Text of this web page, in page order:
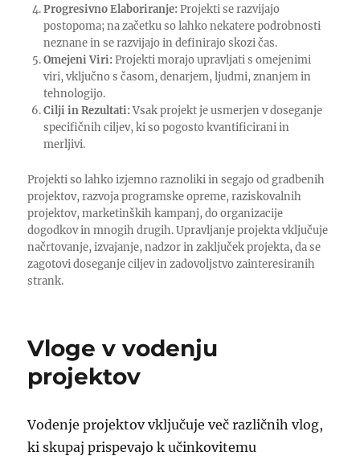
Progresivno Elaboriranje:Projekti se razvijajo
postopoma; na začetku so lahko nekatere podrobnosti
neznane in se razvijajo in definirajo skozi čas.
Omejeni Viri:Projekti morajo upravljati s omejenimi
viri, vključno s časom, denarjem, ljudmi, znanjem in
tehnologijo.
Cilji in Rezultati:Vsak projekt je usmerjen v doseganje
specifičnih ciljev, ki so pogosto kvantificirani in
merljivi.
Projekti so lahko izjemno raznoliki in segajo od gradbenih
projektov, razvoja programske opreme, raziskovalnih
projektov, marketinških kampanj, do organizacije
dogodkov in mnogih drugih. Upravljanje projekta vključuje
načrtovanje, izvajanje, nadzor in zaključek projekta, da se
zagotovi doseganje ciljev in zadovoljstvo zainteresiranih
strank.
Vloge v vodenju
projektov
Vodenje projektov vključuje več različnih vlog,
ki skupaj prispevajo k učinkovitemu